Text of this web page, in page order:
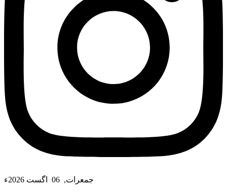
جمعرات, 06 اگست 2026ء